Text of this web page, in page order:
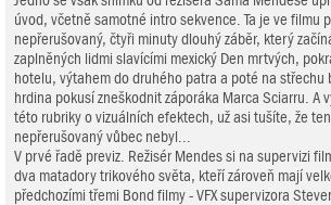
úvod, včetně samotné intro sekvence. Ta je ve filmu
nepřerušovaný, čtyři minuty dlouhý záběr, který
zaplněných lidmi slavícími mexický Den mrtvých,
hotelu, výtahem do druhého patra a poté na střechu
hrdina pokusí zneškodnit záporáka Marca Sciarru. A
této rubriky o vizuálních efektech, už asi tušíte, že
nepřerušovaný vůbec nebyl...
V prvé řadě previz. Režisér Mendes si na supervizi
dva matadory trikového světa, kteří zároveň mají
předchozími třemi Bond filmy - VFX supervizora